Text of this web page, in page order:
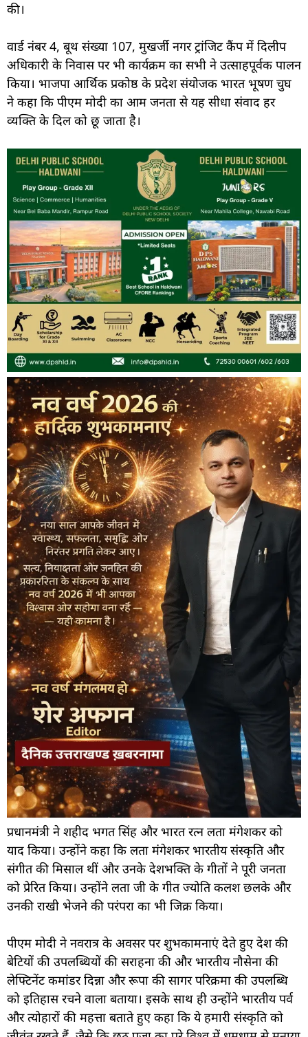
की।
वार्ड नंबर 4, बूथ संख्या 107, मुखर्जी नगर ट्रांजिट कैंप में दिलीप
अधिकारी के निवास पर भी कार्यक्रम का सभी ने उत्साहपूर्वक पालन
किया। भाजपा आर्थिक प्रकोष्ठ के प्रदेश संयोजक भारत भूषण चुघ
ने कहा कि पीएम मोदी का आम जनता से यह सीधा संवाद हर
व्यक्ति के दिल को छू जाता है।
प्रधानमंत्री ने शहीद भगत सिंह और भारत रत्न लता मंगेशकर को
याद किया। उन्होंने कहा कि लता मंगेशकर भारतीय संस्कृति और
संगीत की मिसाल थीं और उनके देशभक्ति के गीतों ने पूरी जनता
को प्रेरित किया। उन्होंने लता जी के गीत ज्योति कलश छलके और
उनकी राखी भेजने की परंपरा का भी जिक्र किया।
पीएम मोदी ने नवरात्र के अवसर पर शुभकामनाएं देते हुए देश की
बेटियों की उपलब्धियों की सराहना की और भारतीय नौसेना की
लेफ्टिनेंट कमांडर दिन्ना और रूपा की सागर परिक्रमा की उपलब्धि
को इतिहास रचने वाला बताया। इसके साथ ही उन्होंने भारतीय पर्व
और त्योहारों की महत्ता बताते हुए कहा कि ये हमारी संस्कृति को